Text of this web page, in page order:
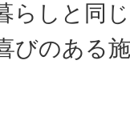
らしと同
びのある